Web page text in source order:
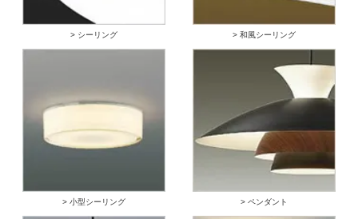
> シーリング > 和風シーリング
> 小型シーリング > ペンダント